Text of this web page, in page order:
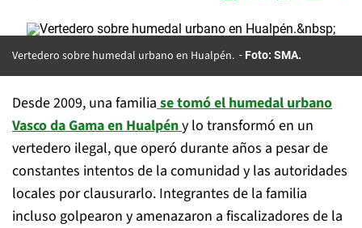
Vertedero sobre humedal urbano en Hualpén. Foto: SMA.
Desde 2009, una familiase tomó el humedal urbano
Vasco da Gama en Hualpény lo transformó en un
vertedero ilegal, que operó durante años a pesar de
constantes intentos de la comunidad y las autoridades
locales por clausurarlo. Integrantes de la familia
incluso golpearon y amenazaron a fiscalizadores de la